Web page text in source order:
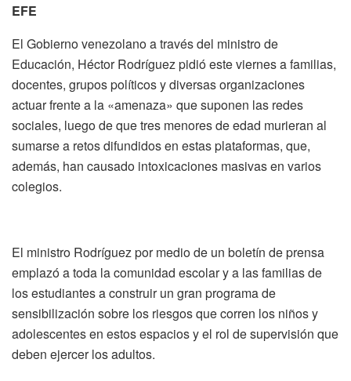
EFE
El Gobierno venezolano a través del ministro de
Educación, Héctor Rodríguez pidió este viernes a familias,
docentes, grupos políticos y diversas organizaciones
actuar frente a la «amenaza» que suponen las redes
sociales, luego de que tres menores de edad murieran al
sumarse a retos difundidos en estas plataformas, que,
además, han causado intoxicaciones masivas en varios
colegios.
El ministro Rodríguez por medio de un boletín de prensa
emplazó a toda la comunidad escolar y a las familias de
los estudiantes a construir un gran programa de
sensibilización sobre los riesgos que corren los niños y
adolescentes en estos espacios y el rol de supervisión que
deben ejercer los adultos.